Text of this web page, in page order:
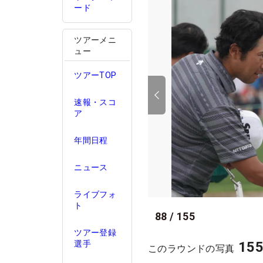
ード
ツアーメニ
ュー
ツアーTOP
速報・スコ
ア
年間日程
ニュース
ライブフォ
ト
ツアー登録
選手
88 / 155
このラウンドの写真